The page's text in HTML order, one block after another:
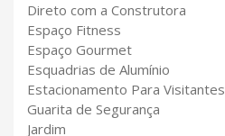
Direto com a Construtora
Espaço Fitness
Espaço Gourmet
Esquadrias de Alumínio
Estacionamento Para Visitantes
Guarita de Segurança
Jardim